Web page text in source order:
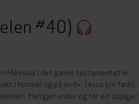
#40)
Messias i det gamle testamentet er
i himmel og på jord». Jesus blir fødd,
Han gjer under og tar eit oppgjer